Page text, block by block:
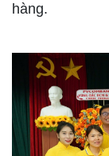
hàng.